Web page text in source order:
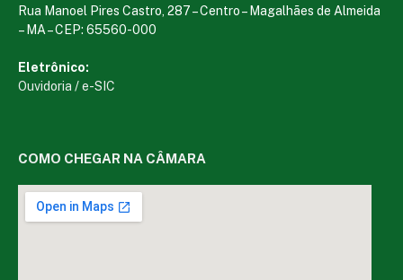
Rua Manoel Pires Castro, 287 – Centro – Magalhães de Almeida
– MA – CEP: 65560-000
Eletrônico:
Ouvidoria /e-SIC
COMO CHEGAR NA CÂMARA